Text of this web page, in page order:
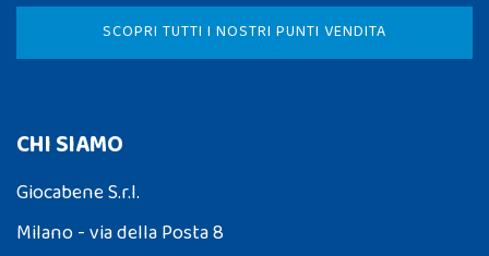
SCOPRI TUTTI I NOSTRI PUNTI VENDITA
CHI SIAMO
Giocabene S.r.l.
Milano - via della Posta 8